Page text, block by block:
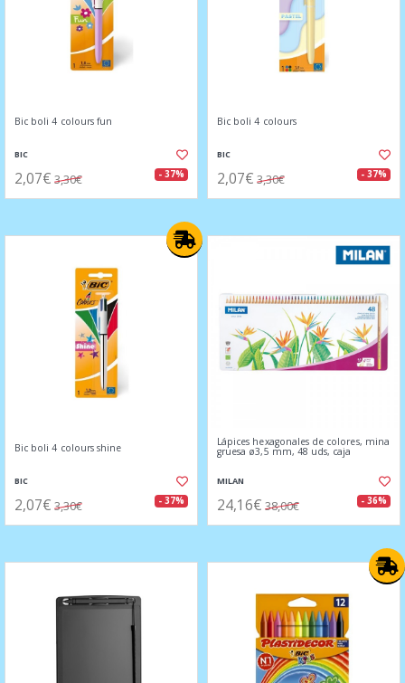
Bic boli 4 colours fun
BIC
2,07€ 3,30€ - 37%
Bic boli 4 colours
BIC
2,07€ 3,30€ - 37%
Bic boli 4 colours shine
BIC
2,07€ 3,30€ - 37%
Lápices hexagonales de colores, mina
gruesa ø3,5 mm, 48 uds, caja
MILAN
24,16€ 38,00€ - 36%